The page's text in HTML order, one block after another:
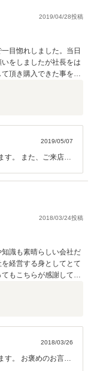
存じます。 その為
心と信頼をし続け
り一層の信用に繋が
とも何卒、ご指導ご
ベントレーベンティ
御座いました。
2019/04/28投稿
目惚れしました。当日
をしましたが社長をは
頂き購入できた事を感
2019/05/07
す。 また、ご来店の
常に私共が少しでも
も何卒宜しくお願い
2018/03/24投稿
識も素晴らしい会社だ
経営する身としてとて
もこちらが感謝してい
2018/03/26
す。 お褒めのお言葉